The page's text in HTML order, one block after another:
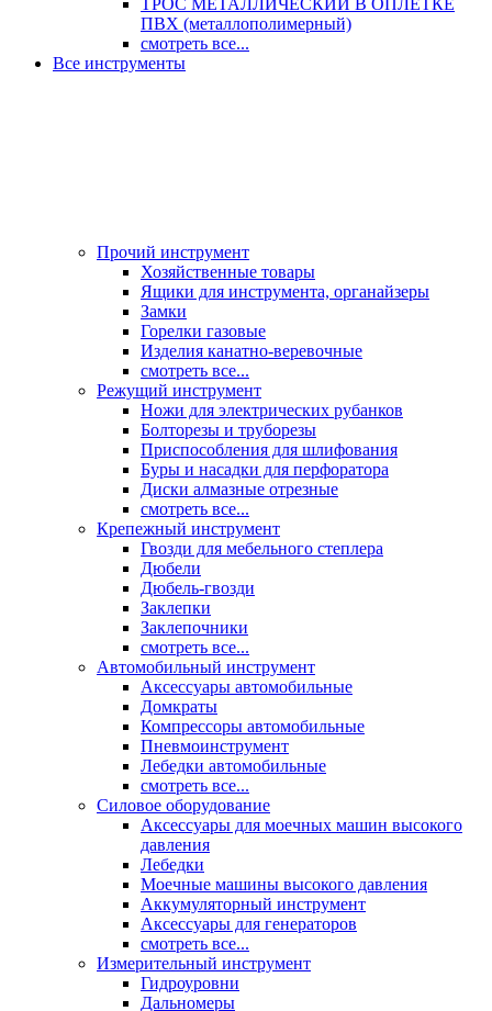
ТРОС МЕТАЛЛИЧЕСКИЙ В ОПЛЕТКЕ
ПВХ (металлополимерный)
смотреть все...
Все инструменты
Прочий инструмент
Хозяйственные товары
Ящики для инструмента, органайзеры
Замки
Горелки газовые
Изделия канатно-веревочные
смотреть все...
Режущий инструмент
Ножи для электрических рубанков
Болторезы и труборезы
Приспособления для шлифования
Буры и насадки для перфоратора
Диски алмазные отрезные
смотреть все...
Крепежный инструмент
Гвозди для мебельного степлера
Дюбели
Дюбель-гвозди
Заклепки
Заклепочники
смотреть все...
Автомобильный инструмент
Аксессуары автомобильные
Домкраты
Компрессоры автомобильные
Пневмоинструмент
Лебедки автомобильные
смотреть все...
Силовое оборудование
Аксессуары для моечных машин высокого
давления
Лебедки
Моечные машины высокого давления
Аккумуляторный инструмент
Аксессуары для генераторов
смотреть все...
Измерительный инструмент
Гидроуровни
Дальномеры